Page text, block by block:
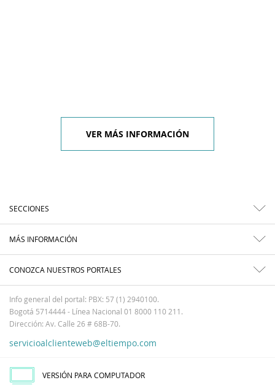
VER MÁS INFORMACIÓN
SECCIONES
MÁS INFORMACIÓN
CONOZCA NUESTROS PORTALES
Info general del portal: PBX: 57 (1) 2940100.
Bogotá 5714444 - Línea Nacional 01 8000 110 211.
Dirección: Av. Calle 26 # 68B-70.
servicioalclienteweb@eltiempo.com
VERSIÓN PARA COMPUTADOR